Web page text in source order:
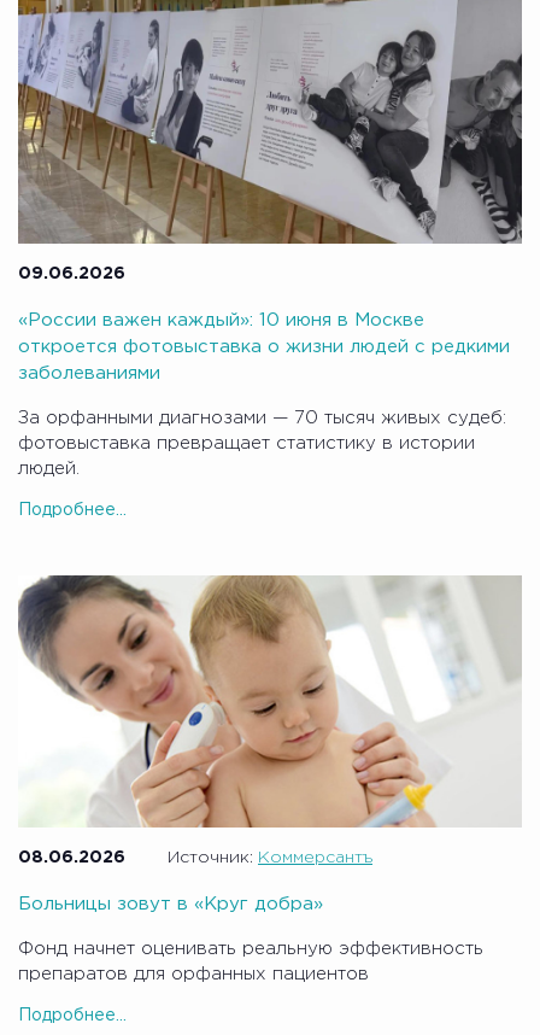
09.06.2026
«России важен каждый»: 10 июня в Москве
откроется фотовыставка о жизни людей с редкими
заболеваниями
За орфанными диагнозами — 70 тысяч живых судеб:
фотовыставка превращает статистику в истории
людей.
Подробнее...
08.06.2026 Источник: Коммерсантъ
Больницы зовут в «Круг добра»
Фонд начнет оценивать реальную эффективность
препаратов для орфанных пациентов
Подробнее...